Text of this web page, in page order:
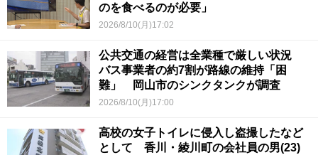
のを食べるのが必要」
2026/8/10(月)17:02
公共交通の経営は全業種で厳しい状況
バス事業者の約7割が路線の維持「困
難」 岡山市のシンクタンクが調査
2026/8/10(月)17:00
高校の女子トイレに侵入し盗撮したなど
として 香川・綾川町の会社員の男(23)